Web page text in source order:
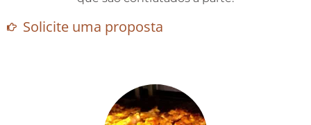
Solicite uma proposta